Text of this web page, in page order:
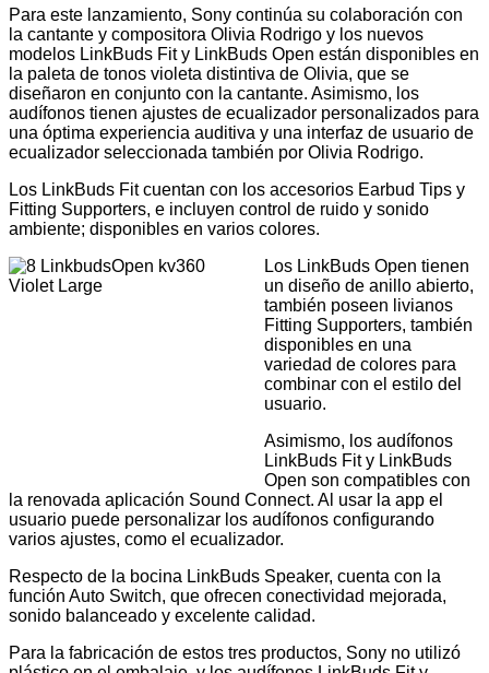
Para este lanzamiento, Sony continúa su colaboración con
la cantante y compositora Olivia Rodrigo y los nuevos
modelos LinkBuds Fit y LinkBuds Open están disponibles en
la paleta de tonos violeta distintiva de Olivia, que se
diseñaron en conjunto con la cantante. Asimismo, los
audífonos tienen ajustes de ecualizador personalizados para
una óptima experiencia auditiva y una interfaz de usuario de
ecualizador seleccionada también por Olivia Rodrigo.
Los LinkBuds Fit cuentan con los accesorios Earbud Tips y
Fitting Supporters, e incluyen control de ruido y sonido
ambiente; disponibles en varios colores.
Los LinkBuds Open tienen
un diseño de anillo abierto,
también poseen livianos
Fitting Supporters, también
disponibles en una
variedad de colores para
combinar con el estilo del
usuario.
Asimismo, los audífonos
LinkBuds Fit y LinkBuds
Open son compatibles con
la renovada aplicación Sound Connect. Al usar la app el
usuario puede personalizar los audífonos configurando
varios ajustes, como el ecualizador.
Respecto de la bocina LinkBuds Speaker, cuenta con la
función Auto Switch, que ofrecen conectividad mejorada,
sonido balanceado y excelente calidad.
Para la fabricación de estos tres productos, Sony no utilizó